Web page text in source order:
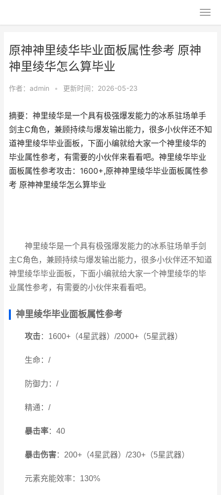
原神神里绫华毕业面板属性参考 原神
神里绫华怎么算毕业
作者： admin • 更新时间：2026-05-23
摘要：神里绫华是一个具有极强爆发能力的冰系驻场单手
剑主C角色，兼顾持续与爆发输出能力，很多小伙伴还不知
道神里绫华毕业面板，下面小编就给大家一个神里绫华的
毕业属性参考，有需要的小伙伴来看看吧。神里绫华毕业
面板属性参考攻击：1600+,原神神里绫华毕业面板属性参
考 原神神里绫华怎么算毕业
神里绫华是一个具有极强爆发能力的冰系驻场单手剑
主C角色，兼顾持续与爆发输出能力，很多小伙伴还不知道
神里绫华毕业面板，下面小编就给大家一个神里绫华的毕
业属性参考，有需要的小伙伴来看看吧。
神里绫华毕业面板属性参考
攻击：1600+（4星武器）/2000+（5星武器）
生命：/
防御力：/
精通：/
暴击率：40
暴击伤害：200+（4星武器）/230+（5星武器）
元素充能效率：130%